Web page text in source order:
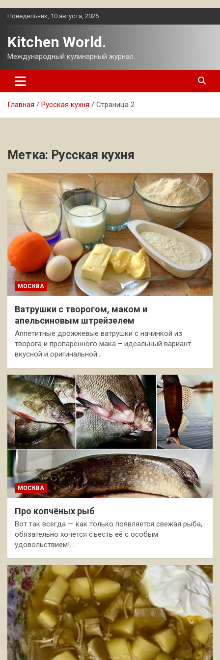
Перейти
Понедельник, 10 августа, 2026
Kitchen World.
Международный кулинарный журнал.
Главная Русская кухня Страница 2
Метка: Русская кухня
МОСКВА
Ватрушки с творогом, маком и
апельсиновым штрейзелем
Аппетитные дрожжевые ватрушки с начинкой из
творога и пропаренного мака – идеальный вариант
вкусной и оригинальной…
МОСКВА
Про копчёных рыб
Вот так всегда — как только появляется свежая рыба,
обязательно хочется съесть её с особым
удовольствием!…